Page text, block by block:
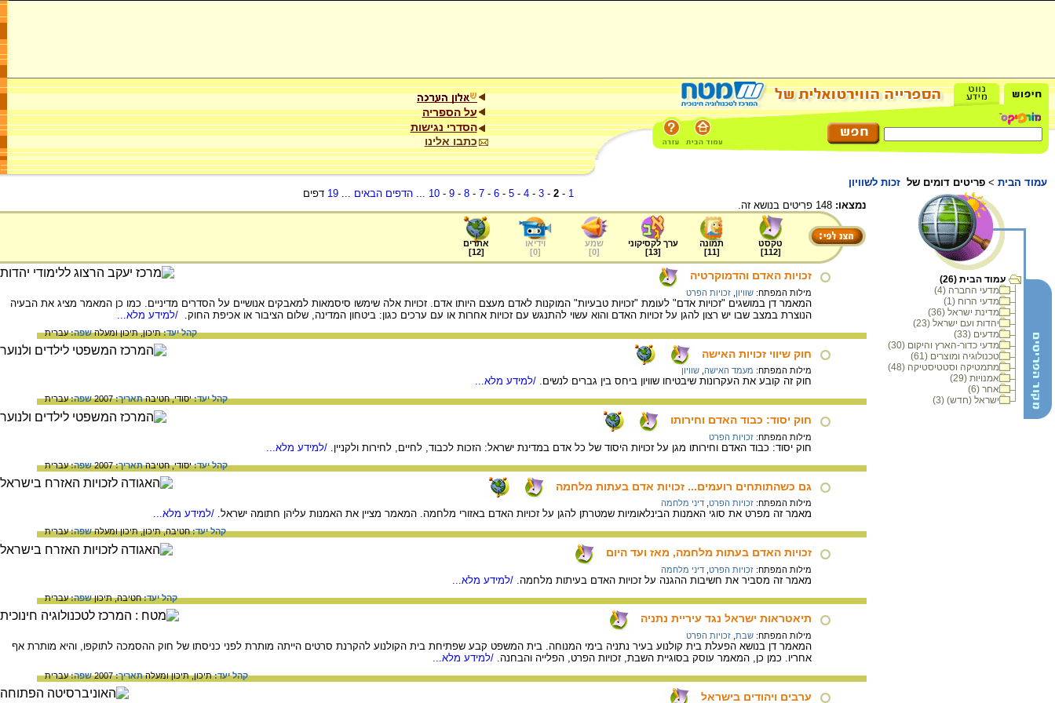
על הספריה
הסדרי נגישות
כתבו אלינו
עמוד הבית > פריטים דומים של זכות לשוויון
עמוד הבית (26)
מדעי החברה (4)
מדעי הרוח (1)
מדינת ישראל (36)
יהדות ועם ישראל (23)
מדעים (33)
מדעי כדור-הארץ והיקום (30)
טכנולוגיה ומוצרים (61)
מתמטיקה וסטטיסטיקה (48)
אמנויות (29)
אחר (6)
ישראל (חדש) (3)
1
-
2
-
3
-
4
-
5
-
6
-
7
-
8
-
9
-
10
...הדפים הבאים ...
19 דפים
נמצאו:
טקסט
[
112
]
תמונה
[
11
]
ערך לקסיקוני
[
13
]
שמע
[
0
]
וידיאו
[
0
]
אתרים
[
12
]
זכויות האדם והדמוקרטיה
מילות המפתח: שוויון זכויות הפרט
המאמר דן במושגים "זכויות אדם" לעומת "זכויות טבעיות" המוקנות לאדם מעצם היותו אדם. זכויות אלה שימשו סיסמאות למאבקים אנושיים על הסדרים מדיניים. כמו כן המאמר מציג את הבעיה
הנוצרת במצב שבו יש רצון להגן על זכויות האדם והוא עשוי להתנגש עם זכויות אחרות או עם ערכים כגון: ביטחון המדינה, שלום הציבור או אכיפת החוק. /למידע מלא...
קהל יעד:תיכון,תיכון ומעלהשפה:עברית
חוק שיווי זכויות האישה
מילות המפתח: מעמד האישה שוויון
חוק זה קובע את העקרונות שיבטיחו שוויון ביחס בין גברים לנשים. /למידע מלא...
קהל יעד:יסודי,חטיבהתאריך:2007 שפה:עברית
חוק יסוד: כבוד האדם וחירותו
מילות המפתח: זכויות הפרט
חוק יסוד: כבוד האדם וחירותו מגן על זכויות היסוד של כל אדם במדינת ישראל: הזכות לכבוד, לחיים, לחירות ולקניין. /למידע מלא...
קהל יעד:יסודי,חטיבהתאריך:2007 שפה:עברית
גם כשהתותחים רועמים... זכויות אדם בעתות מלחמה
מילות המפתח: זכויות הפרט דיני מלחמה
מאמר זה מפרט את סוגי האמנות הבינלאומיות שמטרתן להגן על זכויות האדם באזורי מלחמה. המאמר מציין את האמנות עליהן חתומה ישראל. /למידע מלא...
קהל יעד:חטיבה,תיכון,תיכון ומעלהשפה:עברית
זכויות האדם בעתות מלחמה, מאז ועד היום
מילות המפתח: זכויות הפרט דיני מלחמה
מאמר זה מסביר את חשיבות ההגנה על זכויות האדם בעיתות מלחמה. /למידע מלא...
קהל יעד:חטיבה,תיכוןשפה:עברית
תיאטראות ישראל נגד עיריית נתניה
מילות המפתח: שבת זכויות הפרט
המאמר דן בנושא הפעלת בית קולנוע בעיר נתניה בימי המנוחה. בית המשפט קבע שפתיחת בית הקולנוע להקרנת סרטים הייתה מותרת לפני כניסתו של חוק ההסמכה לתוקפו, והיא מותרת אף
אחריו. כמן כן, המאמר עוסק בסוגיית השבת, זכויות הפרט, הפלייה והבחנה. /למידע מלא...
קהל יעד:תיכון,תיכון ומעלהתאריך:2007 שפה:עברית
ערבים ויהודים בישראל